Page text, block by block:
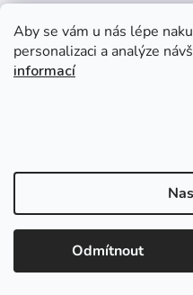
Aby se vám u nás lépe
personalizaci a analýze
informací
Odmítnout